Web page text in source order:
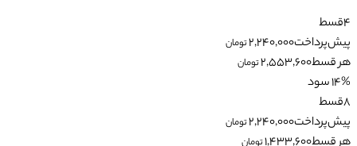
4قسط
پیش‌پرداخت2,240,000تومان
هر قسط2,553,600تومان
14% سود
8قسط
پیش‌پرداخت2,240,000تومان